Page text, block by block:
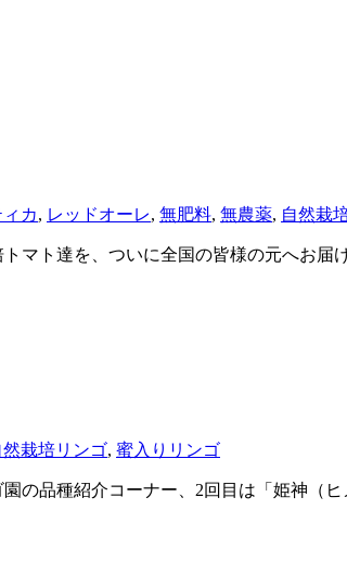
カ, レッドオーレ, 無肥料, 無農薬, 自然栽
マト達を、ついに全国の皆様の元へお
然栽培リンゴ, 蜜入りリンゴ
の品種紹介コーナー、2回目は「姫神